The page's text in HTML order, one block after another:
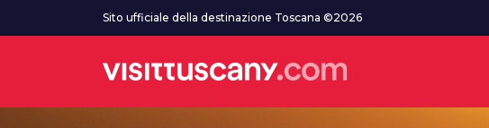
Vai al contenuto principaleSito ufficiale della destinazione Toscana ©2026